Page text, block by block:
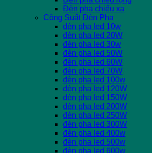
Đèn pha chiếu xa
Công Suất Đèn Pha
đèn pha led 10w
đèn pha led 20W
đèn pha led 30w
đèn pha led 50W
đèn pha led 60W
đèn pha led 70W
đèn pha led 100w
đèn pha led 120W
đèn pha led 150W
đèn pha led 200W
đèn pha led 250W
đèn pha led 300W
đèn pha led 400w
đèn pha led 500w
đèn pha led 600w